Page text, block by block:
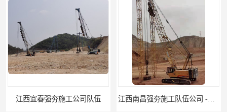
江西南昌强夯施工队伍公司 -湖南业峻强夯基础工程 江西新余强夯施工队伍公司 —业峻强夯基础工程